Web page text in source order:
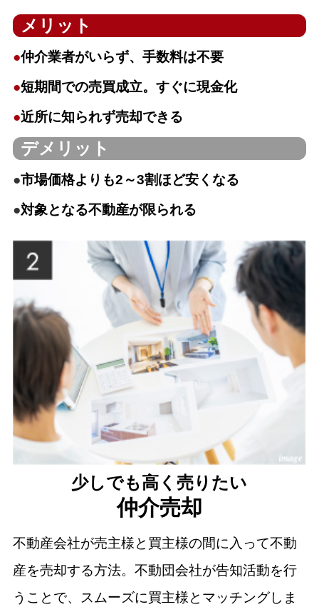
メリット
●仲介業者がいらず、手数料は不要
●短期間での売買成立。すぐに現金化
●近所に知られず売却できる
デメリット
●市場価格よりも2～3割ほど安くなる
●対象となる不動産が限られる
少しでも高く売りたい
仲介売却
不動産会社が売主様と買主様の間に入って不動
産を売却する方法。不動団会社が告知活動を行
うことで、スムーズに買主様とマッチングしま